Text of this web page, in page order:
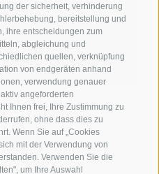
der sicherheit, verhinderung
bereitstellung und
ihre entscheidungen zum
abgleichung und
quellen, verknüpfung
von endgeräten anhand
verwendung genauer
angeforderten
Ihnen frei, Ihre Zustimmung zu
ohne dass dies zu
Wenn Sie auf „Cookies
mit der Verwendung von
Verwenden Sie die
um Ihre Auswahl
TICKETS